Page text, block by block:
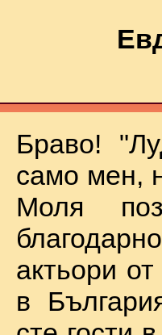
Браво!
само мен,
Моля
актьори
в